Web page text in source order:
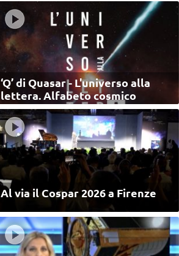
‘Q’ di Quasar - L'universo alla
lettera. Alfabeto cosmico
Al via il Cospar 2026 a Firenze